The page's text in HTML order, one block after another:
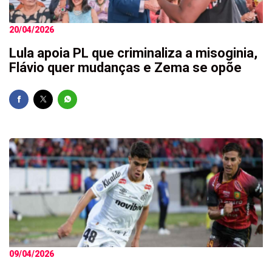
20/04/2026
Lula apoia PL que criminaliza a misoginia,
Flávio quer mudanças e Zema se opõe
09/04/2026